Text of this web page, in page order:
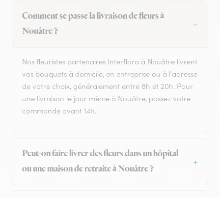
Comment se passe la livraison de fleurs à
Nouâtre ?
Nos fleuristes partenaires Interflora à Nouâtre livrent
vos bouquets à domicile, en entreprise ou à l'adresse
de votre choix, généralement entre 8h et 20h. Pour
une livraison le jour même à Nouâtre, passez votre
commande avant 14h.
Peut-on faire livrer des fleurs dans un hôpital
ou une maison de retraite à Nouâtre ?